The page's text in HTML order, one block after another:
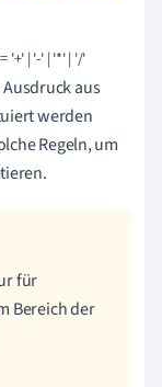
'+' | '-' | '*' | '/'
aus
werden
Regeln, um
für
Bereich der